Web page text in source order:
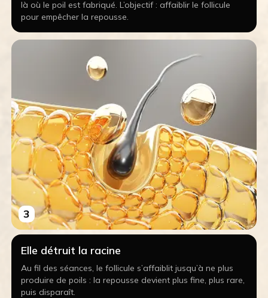
là où le poil est fabriqué. L’objectif : affaiblir le follicule
pour empêcher la repousse.
3
Elle détruit la racine
Au fil des séances, le follicule s’affaiblit jusqu’à ne plus
produire de poils : la repousse devient plus fine, plus rare,
puis disparaît.